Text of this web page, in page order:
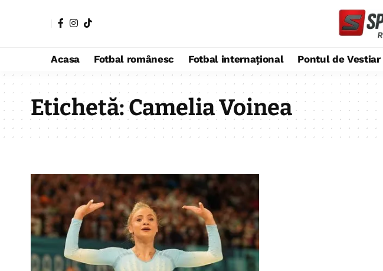
Acasa Fotbal românesc Fotbal internațional Pontul de Vestiar
Etichetă:Camelia Voinea